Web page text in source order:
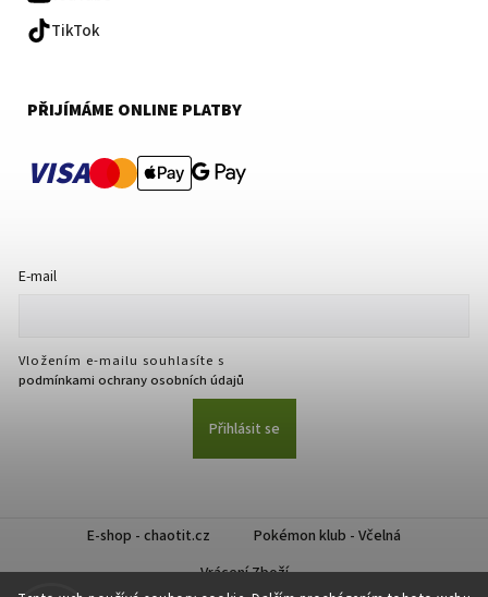
TikTok
PŘIJÍMÁME ONLINE PLATBY
VISA
E-mail
Vložením e-mailu souhlasíte s
podmínkami ochrany osobních údajů
Přihlásit se
E-shop - chaotit.cz
Pokémon klub - Včelná
Vrácení Zboží